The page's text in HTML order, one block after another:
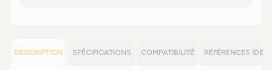
DESCRIPTION SPÉCIFICATIONS COMPATIBILITÉ RÉFÉRENCES